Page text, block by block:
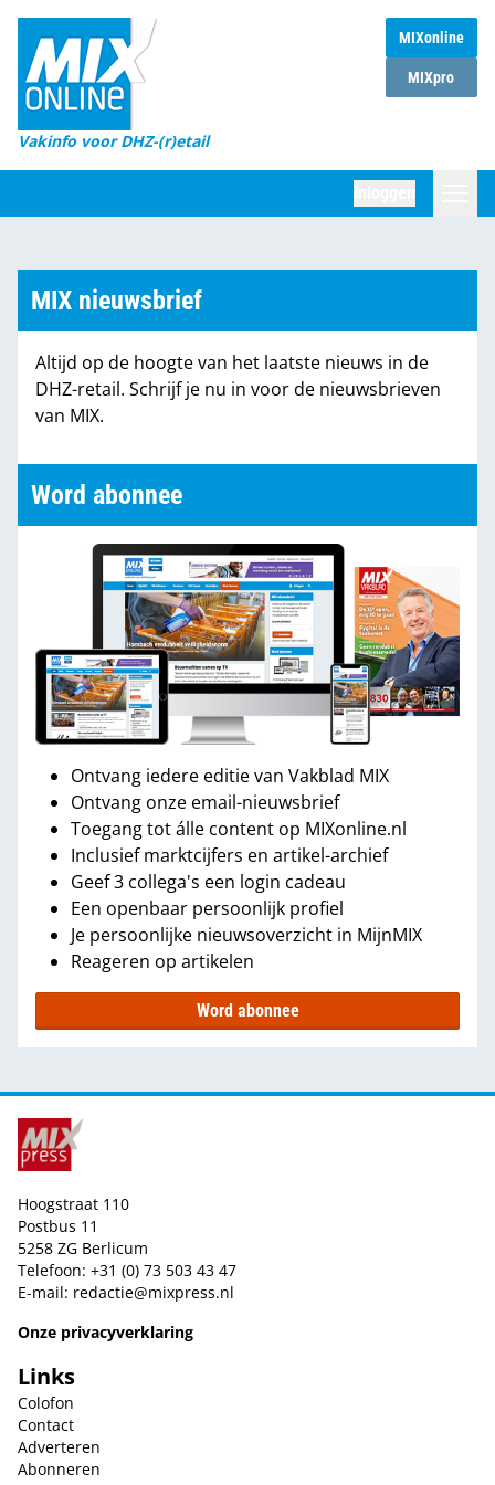
MIXonline
MIXpro
Vakinfo voor DHZ-(r)etail
Home
Magazines
DHZ Sessie
Marktcijfers
Partners
MIX nieuwsbrief
Altijd op de hoogte van het laatste nieuws in de
DHZ-retail. Schrijf je nu in voor de nieuwsbrieven
van MIX.
Word abonnee
Ontvang iedere editie van Vakblad MIX
Ontvang onze email-nieuwsbrief
Toegang tot álle content op MIXonline.nl
Inclusief marktcijfers en artikel-archief
Geef 3 collega's een login cadeau
Een openbaar persoonlijk profiel
Je persoonlijke nieuwsoverzicht in MijnMIX
Reageren op artikelen
Word abonnee
Hoogstraat 110
Postbus 11
5258 ZG Berlicum
Telefoon: +31 (0) 73 503 43 47
E-mail: redactie@mixpress.nl
Onze privacyverklaring
Links
Colofon
Contact
Adverteren
Abonneren